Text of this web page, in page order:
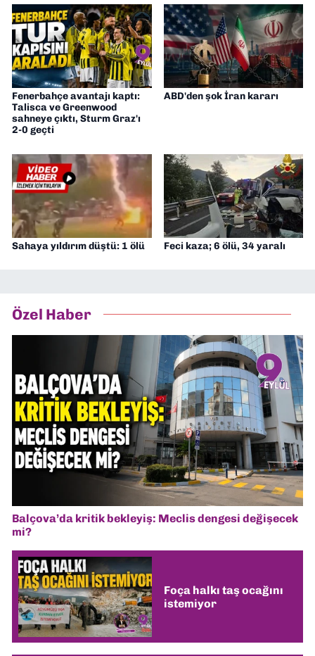
Fenerbahçe avantajı kaptı:
Talisca ve Greenwood
sahneye çıktı, Sturm Graz'ı
2-0 geçti
ABD'den şok İran kararı
Sahaya yıldırım düştü: 1 ölü Feci kaza; 6 ölü, 34 yaralı
Özel Haber
Balçova’da kritik bekleyiş: Meclis dengesi değişecek
mi?
Foça halkı taş ocağını
istemiyor